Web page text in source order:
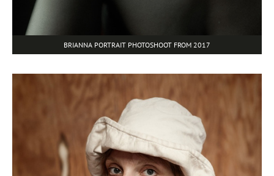
BRIANNA PORTRAIT PHOTOSHOOT FROM 2017